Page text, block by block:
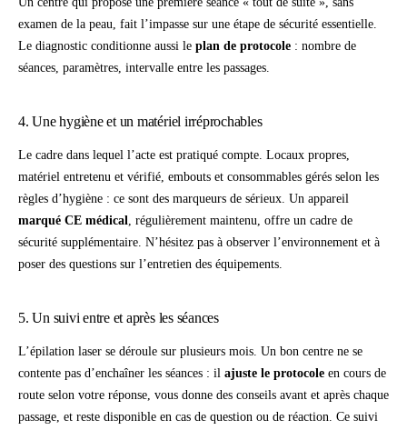
examen de la peau, fait l’impasse sur une étape de sécurité essentielle.
Le diagnostic conditionne aussi le plan de protocole : nombre de
séances, paramètres, intervalle entre les passages.
4. Une hygiène et un matériel irréprochables
Le cadre dans lequel l’acte est pratiqué compte. Locaux propres,
matériel entretenu et vérifié, embouts et consommables gérés selon les
règles d’hygiène : ce sont des marqueurs de sérieux. Un appareil
marqué CE médical , régulièrement maintenu, offre un cadre de
sécurité supplémentaire. N’hésitez pas à observer l’environnement et à
poser des questions sur l’entretien des équipements.
5. Un suivi entre et après les séances
L’épilation laser se déroule sur plusieurs mois. Un bon centre ne se
contente pas d’enchaîner les séances : il ajuste le protocole en cours de
route selon votre réponse, vous donne des conseils avant et après chaque
passage, et reste disponible en cas de question ou de réaction. Ce suivi